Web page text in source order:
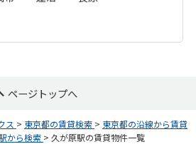
ページトップへ
ス > 東京都の賃貸検索 > 東京都の沿線から賃貸
から検索 > 久が原駅の賃貸物件一覧